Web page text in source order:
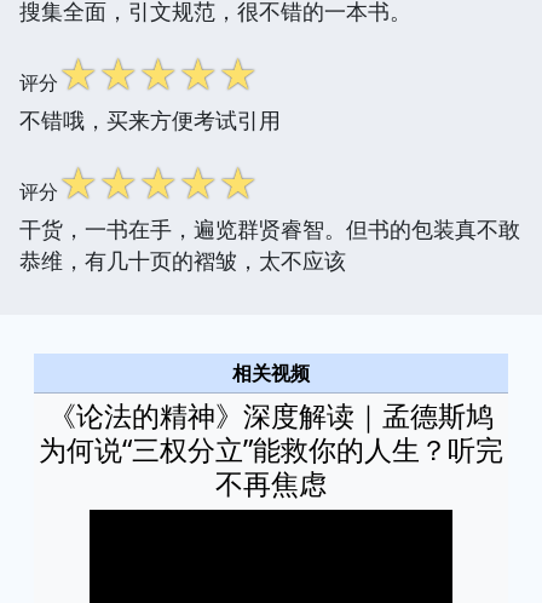
搜集全面，引文规范，很不错的一本书。
评分☆☆☆☆☆
不错哦，买来方便考试引用
评分☆☆☆☆☆
干货，一书在手，遍览群贤睿智。但书的包装真不敢
恭维，有几十页的褶皱，太不应该
相关视频
《论法的精神》深度解读｜孟德斯鸠
为何说“三权分立”能救你的人生？听完
不再焦虑